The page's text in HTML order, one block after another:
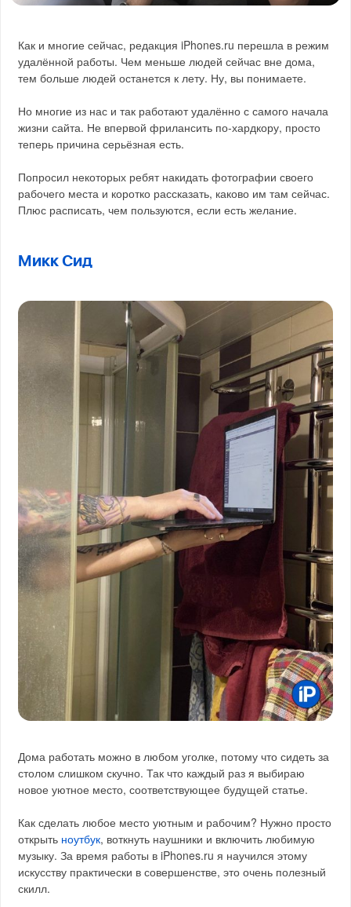
Как и многие сейчас, редакция iPhones.ru перешла в режим
удалённой работы. Чем меньше людей сейчас вне дома,
тем больше людей останется к лету. Ну, вы понимаете.
Но многие из нас и так работают удалённо с самого начала
жизни сайта. Не впервой фрилансить по-хардкору, просто
теперь причина серьёзная есть.
Попросил некоторых ребят накидать фотографии своего
рабочего места и коротко рассказать, каково им там сейчас.
Плюс расписать, чем пользуются, если есть желание.
Микк Сид
Дома работать можно в любом уголке, потому что сидеть за
столом слишком скучно. Так что каждый раз я выбираю
новое уютное место, соответствующее будущей статье.
Как сделать любое место уютным и рабочим? Нужно просто
открыть ноутбук, воткнуть наушники и включить любимую
музыку. За время работы в iPhones.ru я научился этому
искусству практически в совершенстве, это очень полезный
скилл.